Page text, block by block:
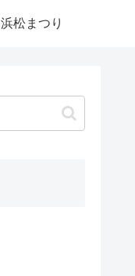
浜松まつり